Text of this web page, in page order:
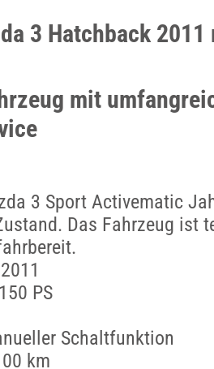
3 Hatchback 2011
mit
3 Sport Activematic
Das Fahrzeug ist
PS
Schaltfunktion
km